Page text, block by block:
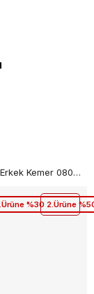
Mocassini Hakiki Deri Siyah Rugan Erkek Kemer 08001108-100
%30 2.Ürüne